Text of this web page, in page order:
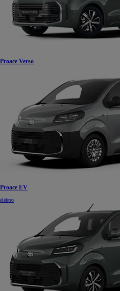
Proace Verso
Proace EV
elektro